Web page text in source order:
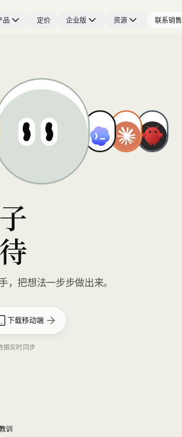
品 定价 企业版 资源 联系销售
把想法一步步做出来。
下载移动端
据实时同步
训